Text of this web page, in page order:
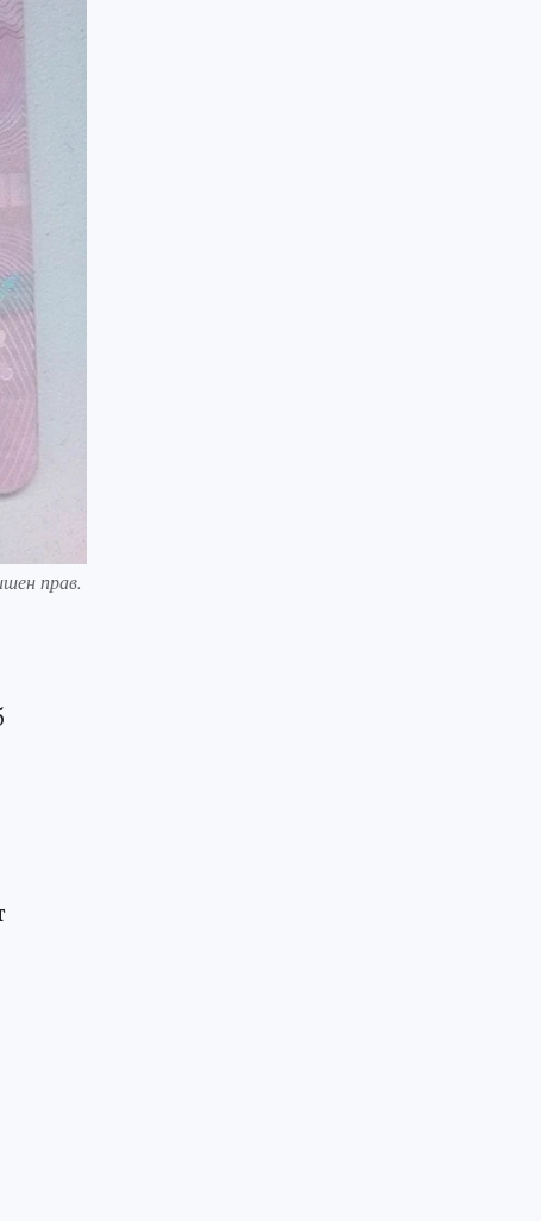
прав.